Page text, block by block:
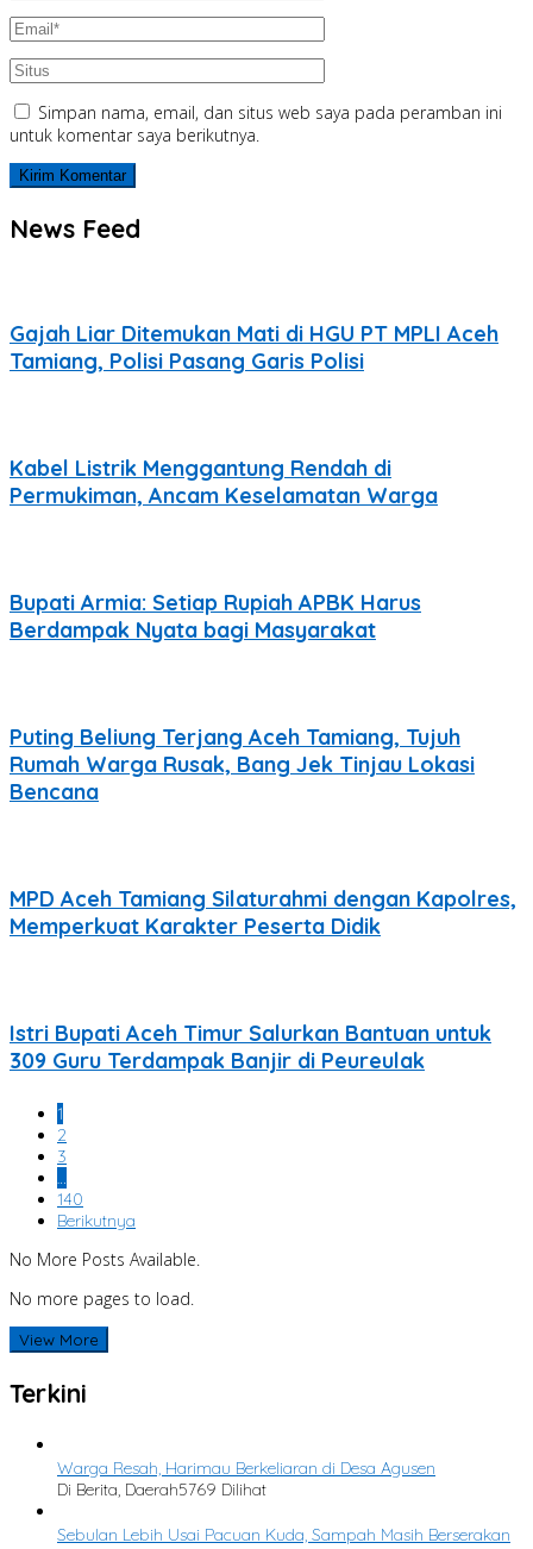
Simpan nama, email, dan situs web saya pada peramban ini
untuk komentar saya berikutnya.
News Feed
Gajah Liar Ditemukan Mati di HGU PT MPLI Aceh
Tamiang, Polisi Pasang Garis Polisi
Kabel Listrik Menggantung Rendah di
Permukiman, Ancam Keselamatan Warga
Bupati Armia: Setiap Rupiah APBK Harus
Berdampak Nyata bagi Masyarakat
Puting Beliung Terjang Aceh Tamiang, Tujuh
Rumah Warga Rusak, Bang Jek Tinjau Lokasi
Bencana
MPD Aceh Tamiang Silaturahmi dengan Kapolres,
Memperkuat Karakter Peserta Didik
Istri Bupati Aceh Timur Salurkan Bantuan untuk
309 Guru Terdampak Banjir di Peureulak
1
2
3
140
Berikutnya
No More Posts Available.
No more pages to load.
View More
Terkini
Warga Resah, Harimau Berkeliaran di Desa Agusen
Di Berita, Daerah5769 Dilihat
Sebulan Lebih Usai Pacuan Kuda, Sampah Masih Berserakan